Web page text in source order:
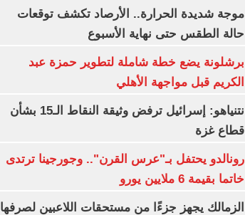
موجة شديدة الحرارة.. الأرصاد تكشف توقعات
حالة الطقس حتى نهاية الأسبوع
برشلونة يضع خطة شاملة لتطوير حمزة عبد
الكريم قبل مواجهة الأهلي
نتنياهو: إسرائيل ترفض وثيقة النقاط الـ15 بشأن
قطاع غزة
رونالدو يحتفل بـ"عرس القرن".. وجورجينا ترتدى
خاتما بقيمة 6 ملايين يورو
الزمالك يجهز جزءًا من مستحقات اللاعبين لصرفها